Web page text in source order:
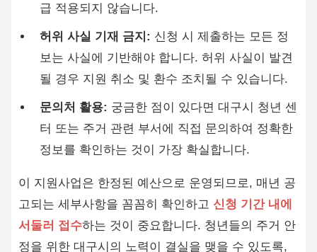
급 적용되지 않습니다.
허위 사실 기재 금지: 신청 시 제출하는 모든 정
보는 사실에 기반해야 합니다. 허위 사실이 발견
될 경우 지원 취소 및 환수 조치될 수 있습니다.
문의처 활용: 궁금한 점이 있다면 대구시 청년 센
터 또는 주거 관련 부서에 직접 문의하여 정확한
정보를 확인하는 것이 가장 확실합니다.
이 지원사업은 한정된 예산으로 운영되므로, 매년 공
고되는 세부사항을 꼼꼼히 확인하고 신청 기간 내에
서둘러 접수하는 것이 중요합니다. 청년들의 주거 안
정을 위한 대구시의 노력이 결실을 맺을 수 있도록,